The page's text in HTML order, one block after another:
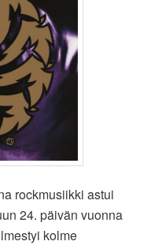
rockmusiikki astui
24. päivän vuonna
kolme